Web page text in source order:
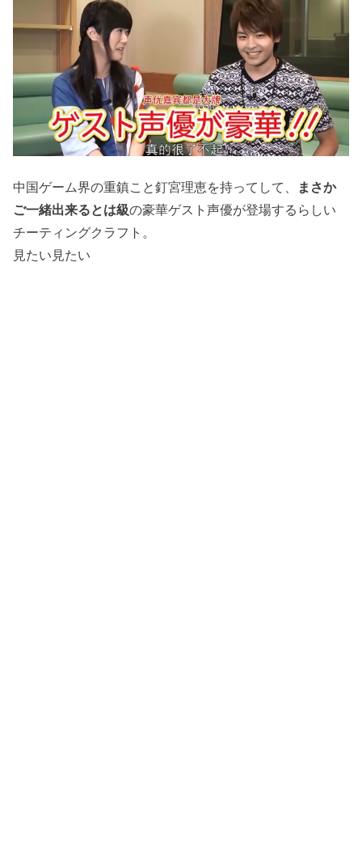
中国ゲーム界の重鎮こと釘宮理恵を持ってして、
まさか
ご一緒出来るとは級の豪華ゲスト声優が登場するらしい
チーティングクラフト。
見たい見たい